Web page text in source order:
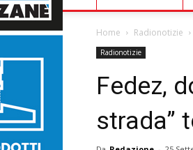
Home Radionotizie
Radionotizie
Fedez,
strada”